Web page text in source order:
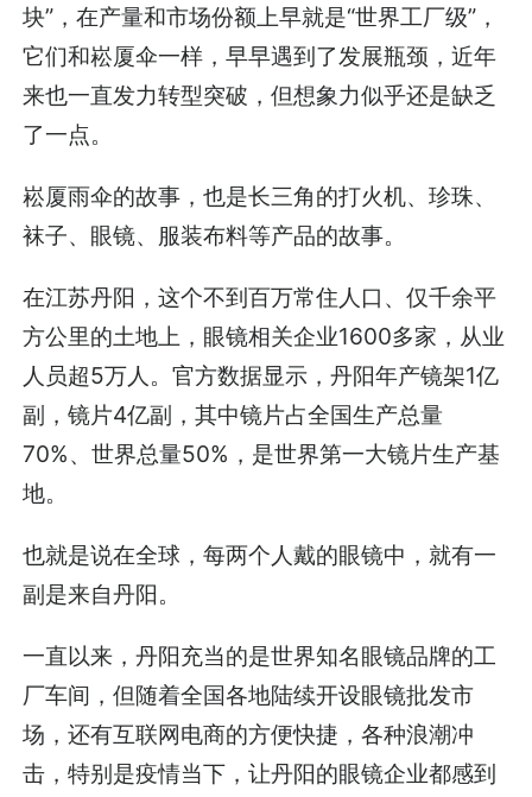
块”，在产量和市场份额上早就是“世界工厂级”，
它们和崧厦伞一样，早早遇到了发展瓶颈，近年
来也一直发力转型突破，但想象力似乎还是缺乏
了一点。
崧厦雨伞的故事，也是长三角的打火机、珍珠、
袜子、眼镜、服装布料等产品的故事。
在江苏丹阳，这个不到百万常住人口、仅千余平
方公里的土地上，眼镜相关企业1600多家，从业
人员超5万人。官方数据显示，丹阳年产镜架1亿
副，镜片4亿副，其中镜片占全国生产总量
70%、世界总量50%，是世界第一大镜片生产基
地。
也就是说在全球，每两个人戴的眼镜中，就有一
副是来自丹阳。
一直以来，丹阳充当的是世界知名眼镜品牌的工
厂车间，但随着全国各地陆续开设眼镜批发市
场，还有互联网电商的方便快捷，各种浪潮冲
击，特别是疫情当下，让丹阳的眼镜企业都感到